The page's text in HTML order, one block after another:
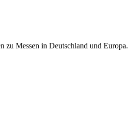
zu Messen in Deutschland und Europa.